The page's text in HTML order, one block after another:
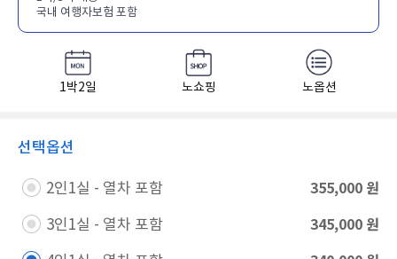
국내 여행자보험 포함
1박2일 노쇼핑 노옵션
선택옵션
2인1실 - 열차 포함​ 355,000 원
3인1실 - 열차 포함​ 345,000 원